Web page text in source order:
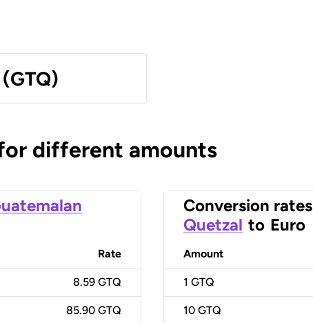
different amounts
Rate
8.59 GTQ
85.90 GTQ
Conversion rates
Quetzal to Euro
Amount
1 GTQ
10 GTQ